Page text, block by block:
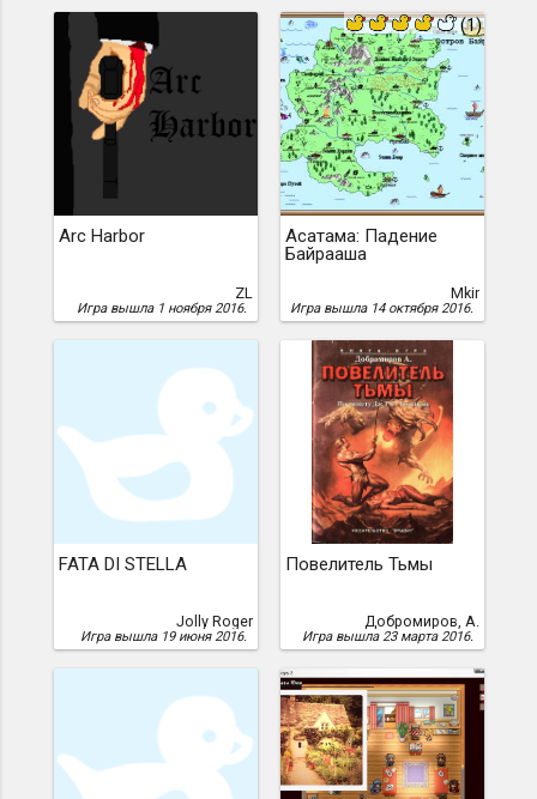
Arc Harbor
ZL
Игра вышла 1 ноября 2016.
(1)
Асатама: Падение
Байрааша
Mkir
Игра вышла 14 октября 2016.
FATA DI STELLA
Jolly Roger
Игра вышла 19 июня 2016.
Повелитель Тьмы
Добромиров, А.
Игра вышла 23 марта 2016.